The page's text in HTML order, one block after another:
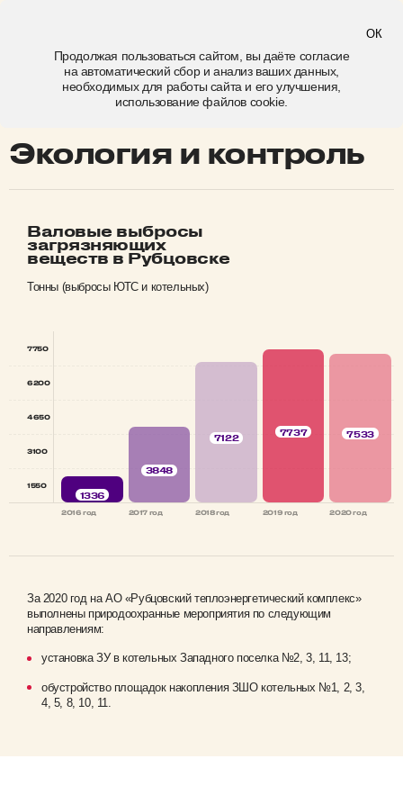
ОК
Продолжая пользоваться сайтом, вы даёте согласие
на автоматический сбор и анализ ваших данных,
необходимых для работы сайта и его улучшения,
использование файлов cookie.
экология и контроль
Экология и контроль
Валовые выбросы
загрязняющих
веществ в Рубцовске
Тонны (выбросы ЮТС и котельных)
1550
3100
4650
6200
7750
1336
3848
7122
7737 7533
2016 год 2017 год 2018 год 2019 год 2020 год
За 2020 год на АО «Рубцовский теплоэнергетический комплекс»
выполнены природоохранные мероприятия по следующим
направлениям:
установка ЗУ в котельных Западного поселка №2, 3, 11, 13;
обустройство площадок накопления ЗШО котельных №1, 2, 3,
4, 5, 8, 10, 11.